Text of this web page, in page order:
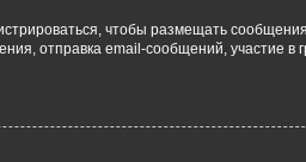
чтобы размещать
отправка email-сообщений, участие в